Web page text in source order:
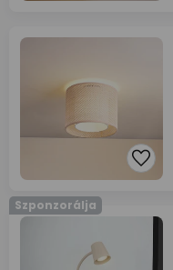
Szponzorálja